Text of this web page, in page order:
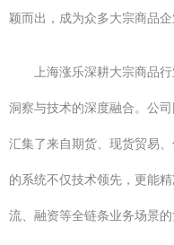
颖而出，成为众多大宗商品企
上海涨乐深耕大宗商品
洞察与技术的深度融合。公
汇集了来自期货、现货贸易
的系统不仅技术领先，更能
流、融资等全链条业务场景